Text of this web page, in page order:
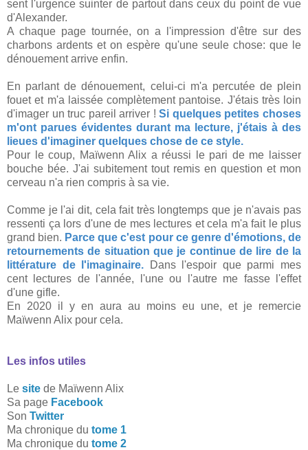
sent l'urgence suinter de partout dans ceux du point de vue
d'Alexander.
A chaque page tournée, on a l'impression d'être sur des
charbons ardents et on espère qu'une seule chose: que le
dénouement arrive enfin.
En parlant de dénouement, celui-ci m'a percutée de plein
fouet et m'a laissée complètement pantoise. J'étais très loin
d'imager un truc pareil arriver !Si quelques petites choses
m'ont parues évidentes durant ma lecture, j'étais à des
lieues d'imaginer quelques chose de ce style.
Pour le coup, Maïwenn Alix a réussi le pari de me laisser
bouche bée. J'ai subitement tout remis en question et mon
cerveau n'a rien compris à sa vie.
Comme je l'ai dit, cela fait très longtemps que je n'avais pas
ressenti ça lors d'une de mes lectures et cela m'a fait le plus
grand bien. Parce que c'est pour ce genre d'émotions, de
retournements de situation que je continue de lire de la
littérature de l'imaginaire.
Dans l'espoir que parmi mes
cent lectures de l'année, l'une ou l'autre me fasse l'effet
d'une gifle.
En 2020 il y en aura au moins eu une, et je remercie
Maïwenn Alix pour cela.
Les infos utiles
Le site de Maïwenn Alix
Sa page Facebook
Son Twitter
Ma chronique du tome 1
Ma chronique du tome 2